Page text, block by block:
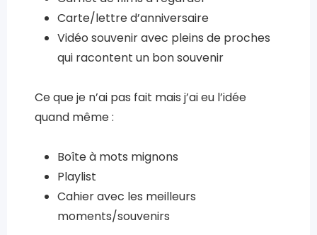
Carte/lettre d’anniversaire
Vidéo souvenir avec pleins de proches
qui racontent un bon souvenir
Ce que je n’ai pas fait mais j’ai eu l’idée
quand même :
Boîte à mots mignons
Playlist
Cahier avec les meilleurs
moments/souvenirs